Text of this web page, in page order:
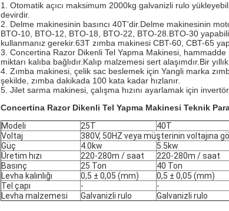
1. Otomatik açıcı maksimum 2000kg galvanizli rulo
devirdir.
2. Delme makinesinin basıncı 40T'dir.Delme makinesinin
BTO-10, BTO-12, BTO-18, BTO-22, BTO-28.BTO-30
kullanmanız gerekir.63T zımba makinesi CBT-60, CBT-65
3. Concertina Razor Dikenli Tel Yapma Makinesi, hammadde
miktarı kalıba bağlıdır.Kalıp malzemesi sert alaşımdır.Bir
4. Zımba makinesi, çelik sac beslemek için Yangli marka
şekilde, zımba dakikada 100 kata kadar hızlanır.
5. Jilet sarma makinesi, çalışma hızını ayarlamak için
Concertina Razor Dikenli Tel Yapma Makinesi Teknik
Modeli
25T 40T
Voltaj
380V, 50HZ veya müşterinin voltajına
Güç
4.0kw 5.5kw
Üretim hızı
220-280m / saat 220-280m / saat
Basınç
25 Ton 40 Ton
Levha kalınlığı
0,5 ± 0,05 (mm) 0,5 ± 0,05 (mm)
Tel çapı
- -
Levha malzemesi
Galvanizli rulo Galvanizli rulo